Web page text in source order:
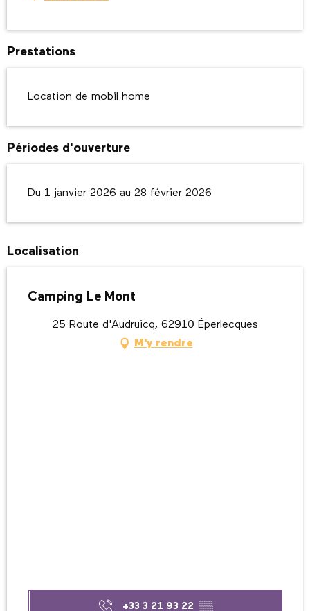
Prestations
Location de mobil home
Périodes d'ouverture
Du 1 janvier 2026 au 28 février 2026
Localisation
Camping Le Mont
25 Route d'Audruicq, 62910 Éperlecques
M'y rendre
+33 3 21 93 22 ▒▒